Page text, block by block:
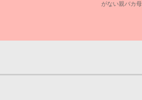
がない親バカ